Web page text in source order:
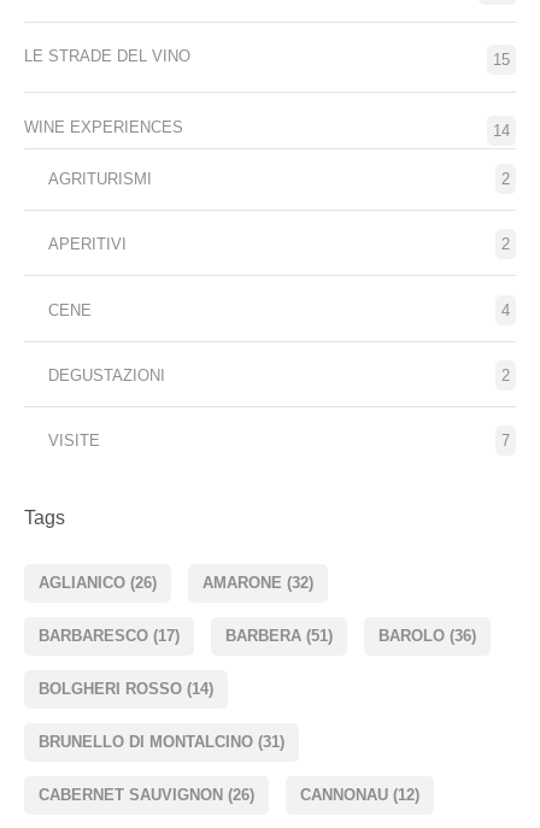
LE STRADE DEL VINO 15
WINE EXPERIENCES 14
AGRITURISMI 2
APERITIVI 2
CENE 4
DEGUSTAZIONI 2
VISITE 7
Tags
AGLIANICO (26) AMARONE (32)
BARBARESCO (17) BARBERA (51) BAROLO (36)
BOLGHERI ROSSO (14)
BRUNELLO DI MONTALCINO (31)
CABERNET SAUVIGNON (26) CANNONAU (12)